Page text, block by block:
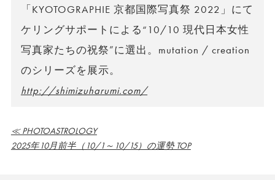
「KYOTOGRAPHIE 京都国際写真祭 2022」にて
ケリングサポートによる“10/10 現代日本女性
写真家たちの祝祭”に選出。mutation / creation
のシリーズを展示。
http://shimizuharumi.com/
≪ PHOTOASTROLOGY
2025年10月前半（10/1～10/15）の運勢 TOP